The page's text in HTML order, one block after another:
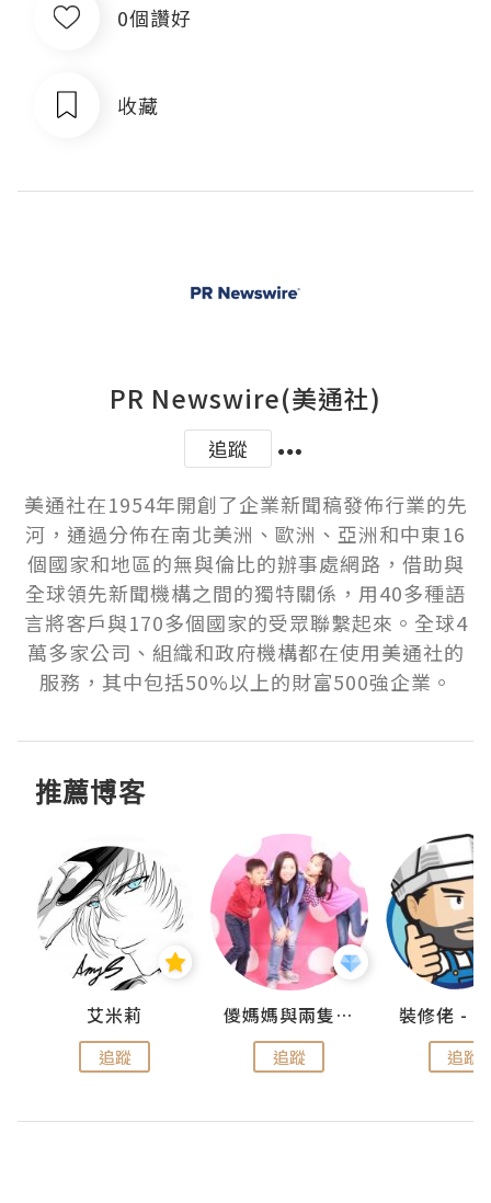
0個讚好
收藏
PR Newswire(美通社)
追蹤
美通社在1954年開創了企業新聞稿發佈行業的先
河，通過分佈在南北美洲、歐洲、亞洲和中東16
個國家和地區的無與倫比的辦事處網路，借助與
全球領先新聞機構之間的獨特關係，用40多種語
言將客戶與170多個國家的受眾聯繫起來。全球4
萬多家公司、組織和政府機構都在使用美通社的
服務，其中包括50%以上的財富500強企業。
推薦博客
艾米莉
追蹤
儍媽媽與兩隻小魔怪之家
追蹤 追蹤